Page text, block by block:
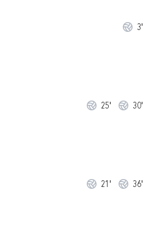
3'
25' 30'
21' 36'